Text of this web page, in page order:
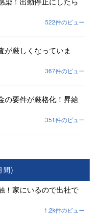
522件のビュー
が厳しくなっていま
367件のビュー
の要件が厳格化！昇給
351件のビュー
間)
！家にいるので出社で
1.2k件のビュー